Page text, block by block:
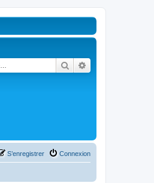
Rechercher
Connexion
S’enregistrer